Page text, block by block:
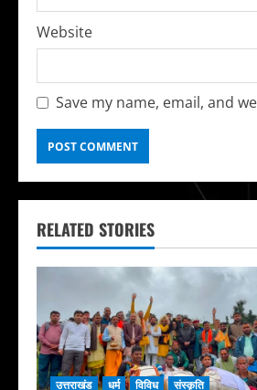
Website
Save my name, email, and
RELATED STORIES
उत्तराखंड धर्म विविध संस्कृति